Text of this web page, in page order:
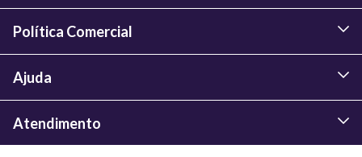
Política Comercial
Ajuda
Atendimento